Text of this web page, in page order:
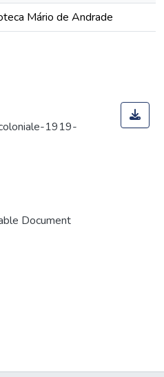
Mário de Andrade
1919-
Document